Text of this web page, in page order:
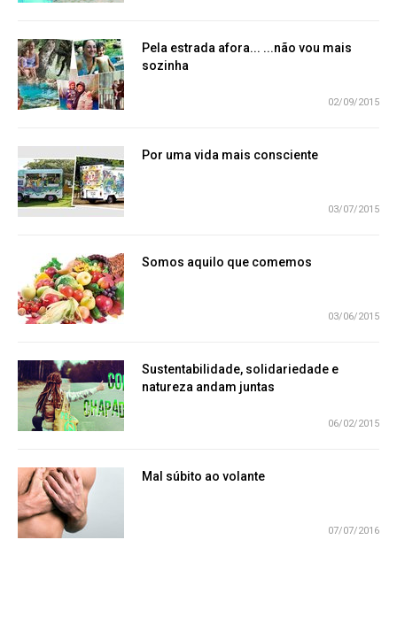
Pela estrada afora... ...não vou mais
sozinha
02/09/2015
Por uma vida mais consciente
03/07/2015
Somos aquilo que comemos
03/06/2015
Sustentabilidade, solidariedade e
natureza andam juntas
06/02/2015
Mal súbito ao volante
07/07/2016